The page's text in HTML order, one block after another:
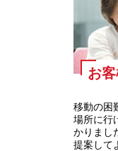
お
移動の困
場所に行
かりまし
提案して